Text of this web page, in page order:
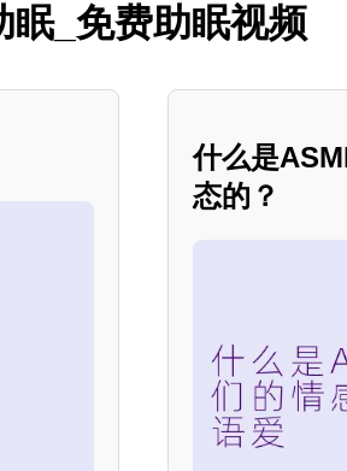
_免费助眠视频
什么是
态的？